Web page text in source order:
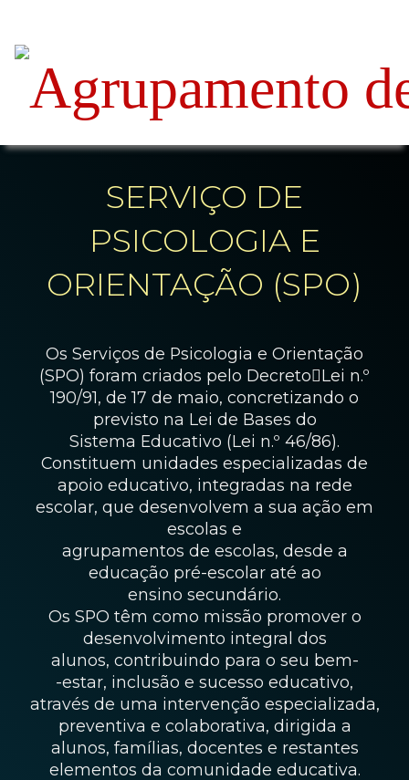
SERVIÇO DE
PSICOLOGIA E
ORIENTAÇÃO (SPO)
Os Serviços de Psicologia e Orientação
(SPO) foram criados pelo Decreto￾Lei n.º
190/91, de 17 de maio, concretizando o
previsto na Lei de Bases do
Sistema Educativo (Lei n.º 46/86).
Constituem unidades especializadas de
apoio educativo, integradas na rede
escolar, que desenvolvem a sua ação em
escolas e
agrupamentos de escolas, desde a
educação pré-escolar até ao
ensino secundário.
Os SPO têm como missão promover o
desenvolvimento integral dos
alunos, contribuindo para o seu bem-
-estar, inclusão e sucesso educativo,
através de uma intervenção especializada,
preventiva e colaborativa, dirigida a
alunos, famílias, docentes e restantes
elementos da comunidade educativa.